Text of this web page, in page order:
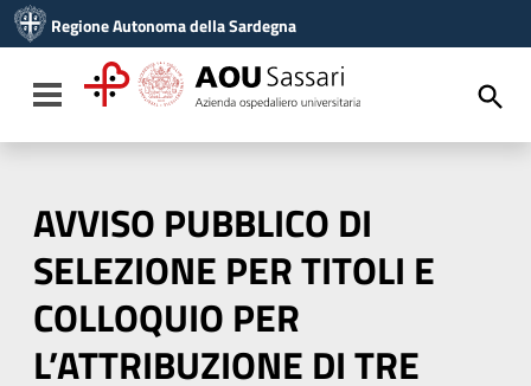
Vai al menu di navigazione
Vai al footer
Regione Autonoma della Sardegna
Toggle navigation
AVVISO PUBBLICO DI
SELEZIONE PER TITOLI E
COLLOQUIO PER
L’ATTRIBUZIONE DI TRE